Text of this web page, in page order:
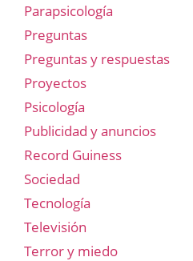
Parapsicología
Preguntas
Preguntas y respuestas
Proyectos
Psicología
Publicidad y anuncios
Record Guiness
Sociedad
Tecnología
Televisión
Terror y miedo